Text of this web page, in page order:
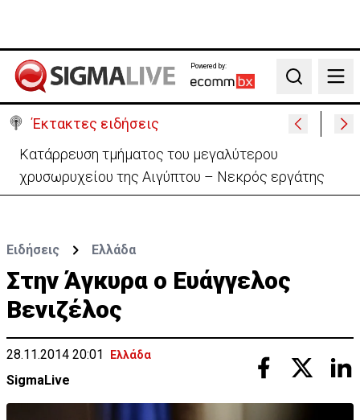
Powered by:
Search
Έκτακτες ειδήσεις
Κατάρρευση τμήματος του μεγαλύτερου
χρυσωρυχείου της Αιγύπτου – Νεκρός εργάτης
Ειδήσεις Ελλάδα
Στην Άγκυρα ο Ευάγγελος
Βενιζέλος
28.11.2014 20:01 Ελλάδα
SigmaLive